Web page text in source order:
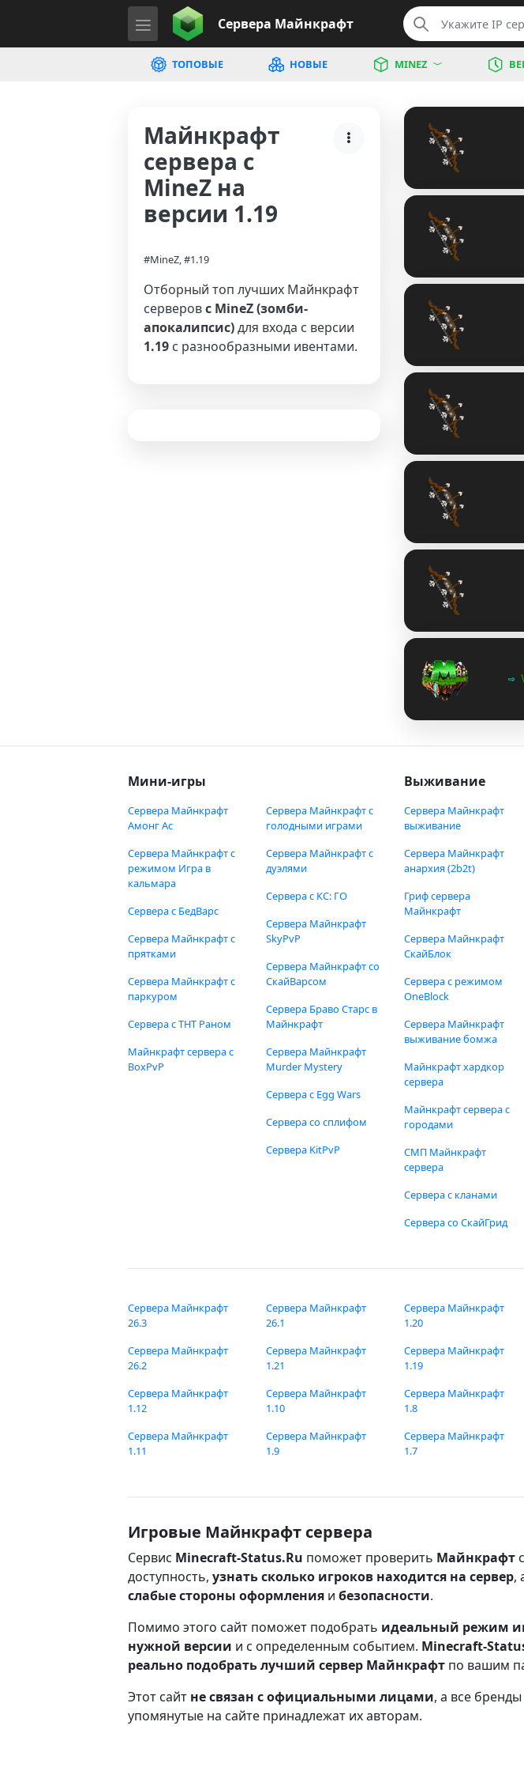
Сервера Майнкрафт
ТОПОВЫЕ НОВЫЕ MINEZ
Майнкрафт
сервера с
MineZ на
версии 1.19
#MineZ, #1.19
Отборный топ лучших Майнкрафт
серверовс MineZ (зомби-
апокалипсис)для входа с версии
1.19 с разнообразными ивентами.
⇨
Мини-игры
Сервера Майнкрафт
Амонг Ас
Сервера Майнкрафт с
режимом Игра в
кальмара
Сервера с БедВарс
Сервера Майнкрафт с
прятками
Сервера Майнкрафт с
паркуром
Сервера с ТНТ Раном
Майнкрафт сервера с
BoxPvP
Сервера Майнкрафт с
голодными играми
Сервера Майнкрафт с
дуэлями
Сервера с КС: ГО
Сервера Майнкрафт
SkyPvP
Сервера Майнкрафт со
СкайВарсом
Сервера Браво Старс в
Майнкрафт
Сервера Майнкрафт
Murder Mystery
Сервера с Egg Wars
Сервера со сплифом
Сервера KitPvP
Выживание
Сервера Майнкрафт
выживание
Сервера Майнкрафт
анархия (2b2t)
Гриф сервера
Майнкрафт
Сервера Майнкрафт
СкайБлок
Сервера с режимом
OneBlock
Сервера Майнкрафт
выживание бомжа
Майнкрафт хардкор
сервера
Майнкрафт сервера с
городами
СМП Майнкрафт
сервера
Сервера с кланами
Сервера со СкайГрид
Сервера Майнкрафт
26.3
Сервера Майнкрафт
26.2
Сервера Майнкрафт
26.1
Сервера Майнкрафт
1.21
Сервера Майнкрафт
1.20
Сервера Майнкрафт
1.19
Сервера Майнкрафт
1.12
Сервера Майнкрафт
1.11
Сервера Майнкрафт
1.10
Сервера Майнкрафт
1.9
Сервера Майнкрафт
1.8
Сервера Майнкрафт
1.7
Игровые Майнкрафт сервера
Сервис Minecraft-Status.Ru поможет проверить Майнкрафт
доступность, узнать сколько игроков находится на сервер,
слабые стороны оформления и безопасности.
Помимо этого сайт поможет подобрать идеальный режим
нужной версии и с определенным событием. Minecraft-
реально подобрать лучший сервер Майнкрафт по вашим
Этот сайт не связан с официальными лицами, а все
упомянутые на сайте принадлежат их авторам.